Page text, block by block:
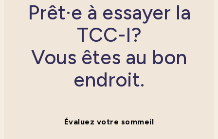
Prêt·e à essayer la
TCC-I?
Vous êtes au bon
endroit.
Évaluez votre sommeil